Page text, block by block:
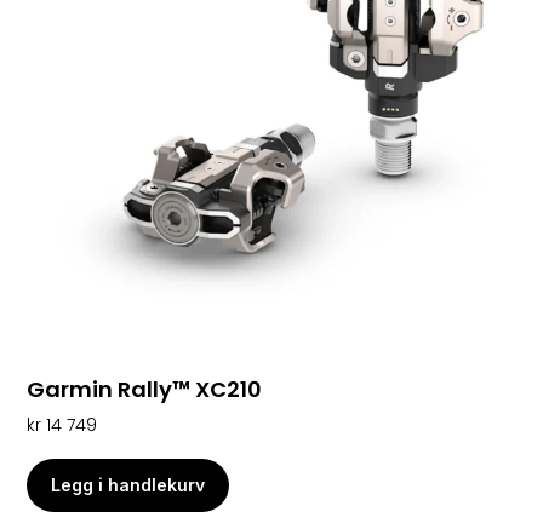
Garmin Rally™ XC210
kr 14 749
Legg i handlekurv